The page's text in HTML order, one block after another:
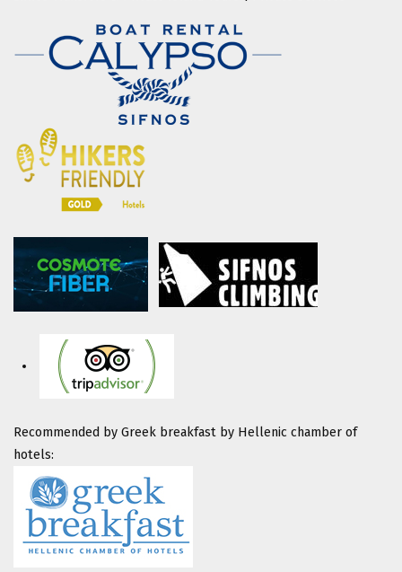
Recommended by Greek breakfast by Hellenic chamber of
hotels: